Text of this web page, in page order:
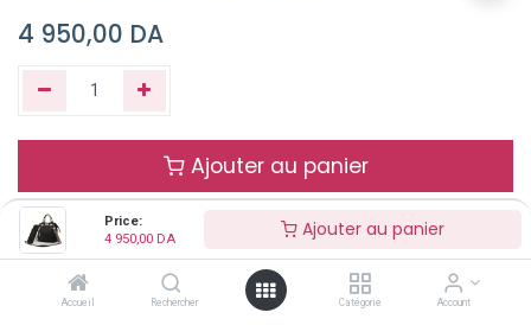
Price:
4 950,00 DA Ajouter au panier
Accueil Rechercher Catégorie Account
4 950,00 DA
Ajouter au panier
Buy Now